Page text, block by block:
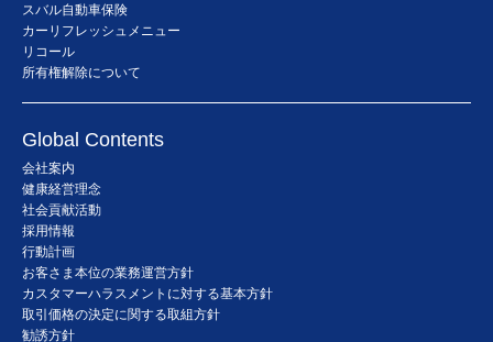
スバル自動車保険
カーリフレッシュメニュー
リコール
所有権解除について
Global Contents
会社案内
健康経営理念
社会貢献活動
採用情報
行動計画
お客さま本位の業務運営方針
カスタマーハラスメントに対する基本方針
取引価格の決定に関する取組方針
勧誘方針